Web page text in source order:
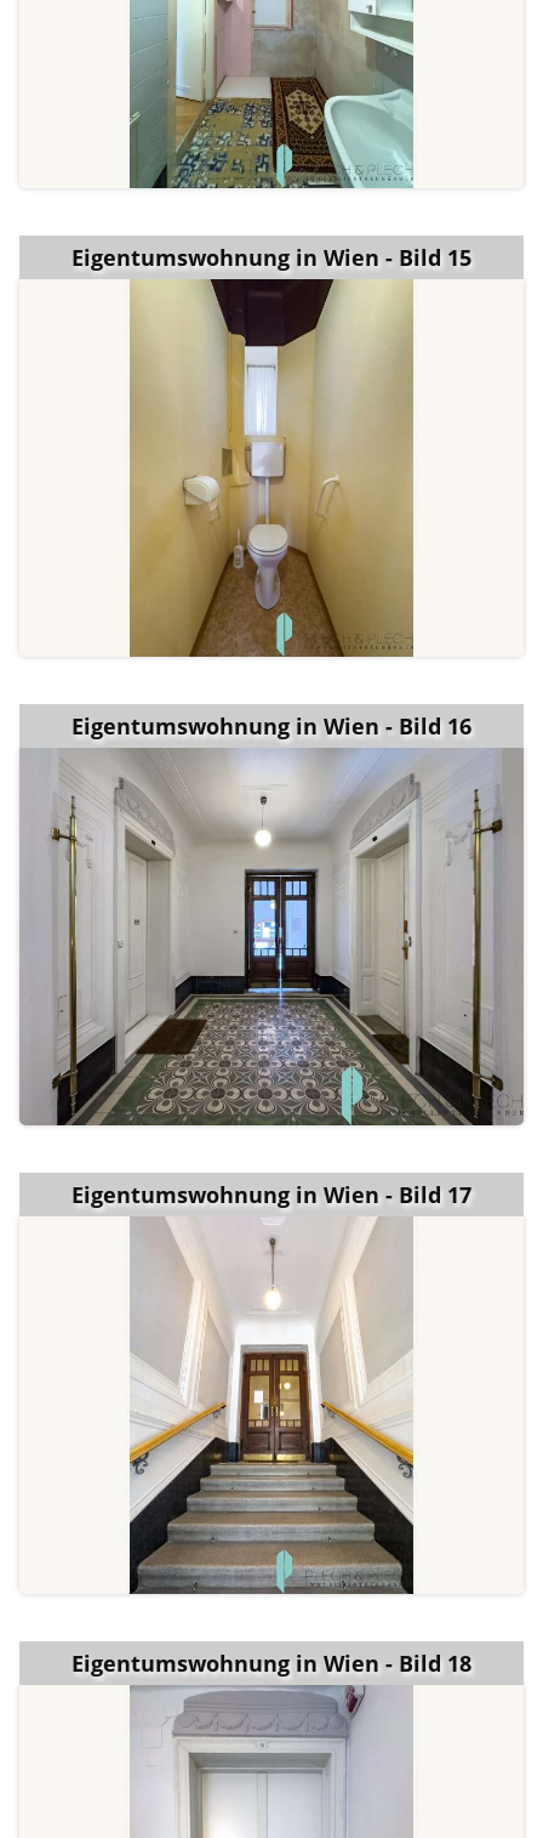
Eigentumswohnung in Wien - Bild 15
Eigentumswohnung in Wien - Bild 16
Eigentumswohnung in Wien - Bild 17
Eigentumswohnung in Wien - Bild 18